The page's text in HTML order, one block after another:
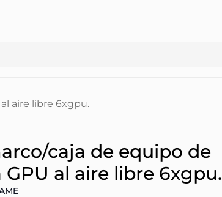
aire libre 6xgpu.
caja de equipo de
al aire libre 6xgpu.